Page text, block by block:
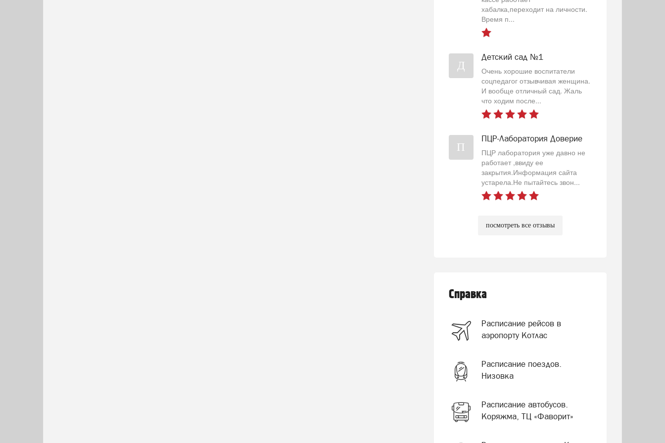
хабалка,переходит на личности.
Время п...
Д
Детский сад №1
Очень хорошие воспитатели
соцпедагог отзывчивая женщина.
И вообще отличный сад. Жаль
что ходим после...
П
ПЦР-Лаборатория Доверие
ПЦР лаборатория уже давно не
работает ,ввиду ее
закрытия.Информация сайта
устарела.Не пытайтесь звон...
посмотреть все отзывы
Справка
Расписание рейсов в
аэропорту Котлас
Расписание поездов.
Низовка
Расписание автобусов.
Коряжма, ТЦ «Фаворит»